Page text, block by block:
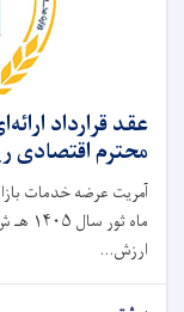
عقد قرارداد
محترم اقتصادی
آمریت عرضه‌ خدمات
ماه
ارزش...